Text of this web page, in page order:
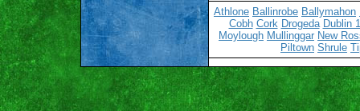
Athlone Ballinrobe Ballymahon
Cobh Cork Drogeda Dublin 1
Moylough Mullinggar New
Piltown Shrule